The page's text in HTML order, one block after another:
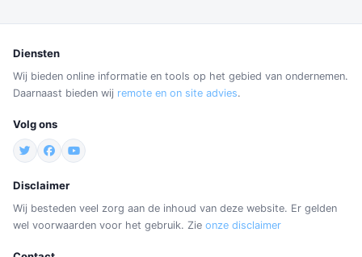
Diensten
Wij bieden online informatie en tools op het gebied van ondernemen.
Daarnaast bieden wij remote en on site advies.
Volg ons
Disclaimer
Wij besteden veel zorg aan de inhoud van deze website. Er gelden
wel voorwaarden voor het gebruik. Zie onze disclaimer